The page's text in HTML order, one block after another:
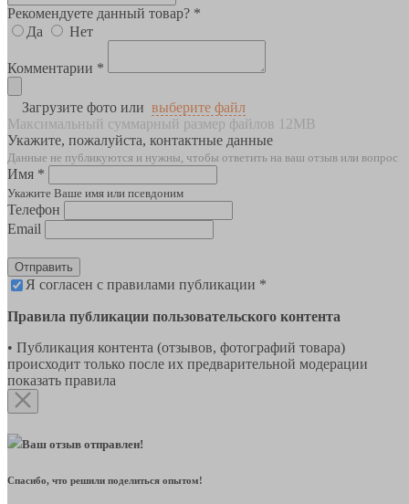
Рекомендуете данный товар? *
Да
Нет
Комментарии *
Загрузите фото или выберите файл
Максимальный суммарный размер файлов 12MB
Укажите, пожалуйста, контактные данные
Данные не публикуются и нужны, чтобы ответить на ваш отзыв или вопрос
Имя *
Укажите Ваше имя или псевдоним
Телефон
Email
Отправить
Я согласен с правилами публикации *
Правила публикации пользовательского контента
• Публикация контента (отзывов, фотографий товара)
происходит только после их предварительной модерации
показать правила
Ваш отзыв отправлен!
Спасибо, что решили поделиться опытом!